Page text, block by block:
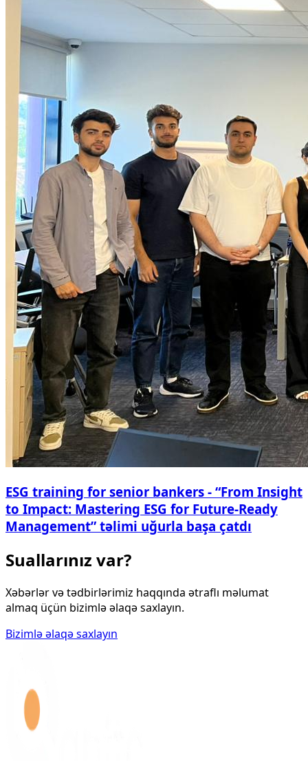
ESG training for senior bankers - “From Insight
to Impact: Mastering ESG for Future-Ready
Management” təlimi uğurla başa çatdı
Suallarınız var?
Xəbərlər və tədbirlərimiz haqqında ətraflı məlumat
almaq üçün bizimlə əlaqə saxlayın.
Bizimlə əlaqə saxlayın